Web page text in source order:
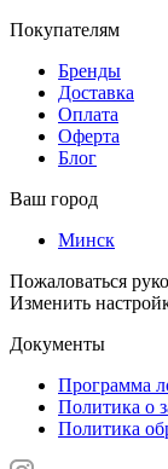
Покупателям
Бренды
Доставка
Оплата
Оферта
Блог
Ваш город
Минск
Пожаловаться
Изменить
Документы
Программа
Политика о
Политика